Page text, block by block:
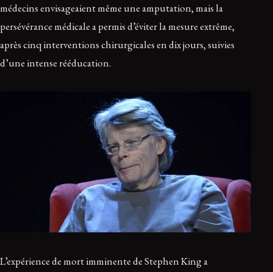
médecins envisageaient même une amputation, mais la
persévérance médicale a permis d’éviter la mesure extrême,
après cinq interventions chirurgicales en dix jours, suivies
d’une intense rééducation.
L’expérience de mort imminente de Stephen King a